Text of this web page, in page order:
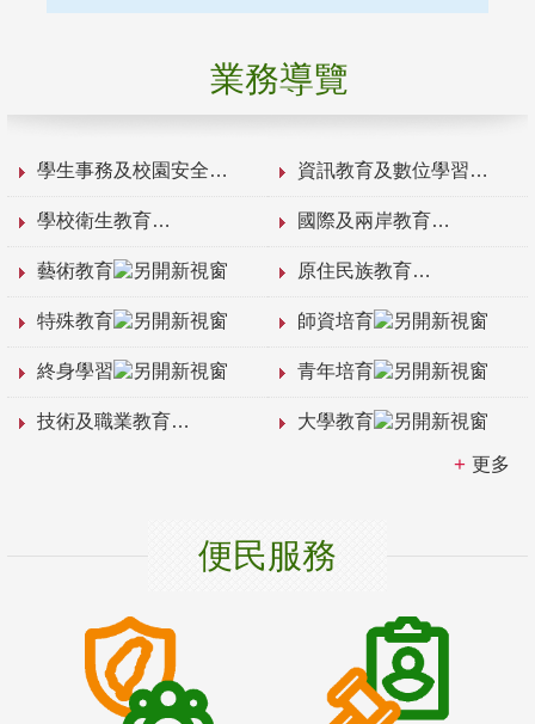
業務導覽
學生事務及校園安全 資訊教育及數位學習
學校衛生教育 國際及兩岸教育
藝術教育 原住民族教育
特殊教育 師資培育
終身學習 青年培育
技術及職業教育 大學教育
更多
便民服務